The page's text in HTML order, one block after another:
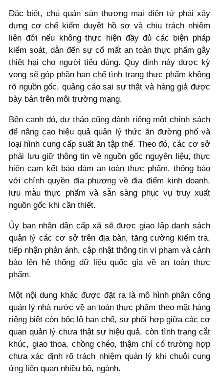
Đặc biệt, chủ quản sàn thương mại điện tử phải xây
dựng cơ chế kiểm duyệt hồ sơ và chịu trách nhiệm
liên đới nếu không thực hiện đầy đủ các biện pháp
kiểm soát, dẫn đến sự cố mất an toàn thực phẩm gây
thiệt hại cho người tiêu dùng. Quy định này được kỳ
vọng sẽ góp phần hạn chế tình trạng thực phẩm không
rõ nguồn gốc, quảng cáo sai sự thật và hàng giả được
bày bán trên môi trường mạng.
Bên cạnh đó, dự thảo cũng dành riêng một chính sách
để nâng cao hiệu quả quản lý thức ăn đường phố và
loại hình cung cấp suất ăn tập thể. Theo đó, các cơ sở
phải lưu giữ thông tin về nguồn gốc nguyên liệu, thực
hiện cam kết bảo đảm an toàn thực phẩm, thông báo
với chính quyền địa phương về địa điểm kinh doanh,
lưu mẫu thực phẩm và sẵn sàng phục vụ truy xuất
nguồn gốc khi cần thiết.
Ủy ban nhân dân cấp xã sẽ được giao lập danh sách
quản lý các cơ sở trên địa bàn, tăng cường kiểm tra,
tiếp nhận phản ánh, cập nhật thông tin vi phạm và cảnh
báo lên hệ thống dữ liệu quốc gia về an toàn thực
phẩm.
Một nội dung khác được đặt ra là mô hình phân công
quản lý nhà nước về an toàn thực phẩm theo mặt hàng
riêng biệt còn bộc lộ hạn chế, sự phối hợp giữa các cơ
quan quản lý chưa thật sự hiệu quả, còn tình trạng cắt
khúc, giao thoa, chồng chéo, thậm chí có trường hợp
chưa xác định rõ trách nhiệm quản lý khi chuỗi cung
ứng liên quan nhiều bộ, ngành.